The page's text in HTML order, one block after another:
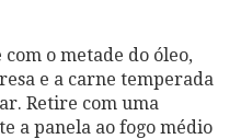
o metade do óleo,
e a carne temperada
Retire com uma
a panela ao fogo médio